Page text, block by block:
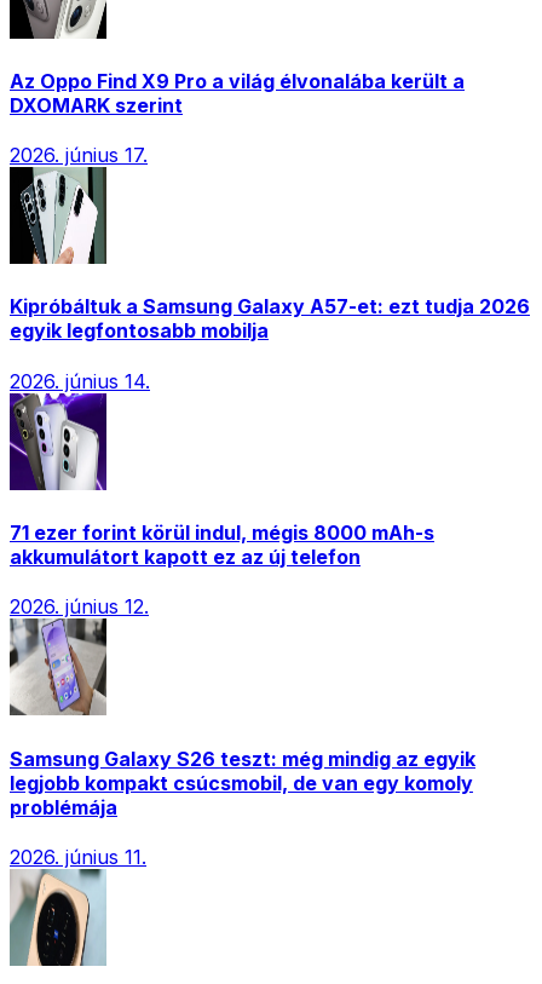
Az Oppo Find X9 Pro a világ élvonalába került a
DXOMARK szerint
2026. június 17.
Kipróbáltuk a Samsung Galaxy A57-et: ezt tudja 2026
egyik legfontosabb mobilja
2026. június 14.
71 ezer forint körül indul, mégis 8000 mAh-s
akkumulátort kapott ez az új telefon
2026. június 12.
Samsung Galaxy S26 teszt: még mindig az egyik
legjobb kompakt csúcsmobil, de van egy komoly
problémája
2026. június 11.